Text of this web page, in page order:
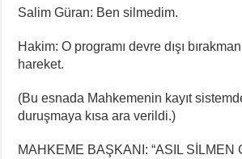
Salim Güran: Ben silmedim.
Hakim: O programı devre dışı
hareket.
(Bu esnada Mahkemenin kayıt
duruşmaya kısa ara verildi.)
MAHKEME BAŞKANI: “ASIL SİLMEN